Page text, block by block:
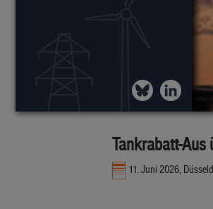
Tankrabatt-Aus
11. Juni 2026,